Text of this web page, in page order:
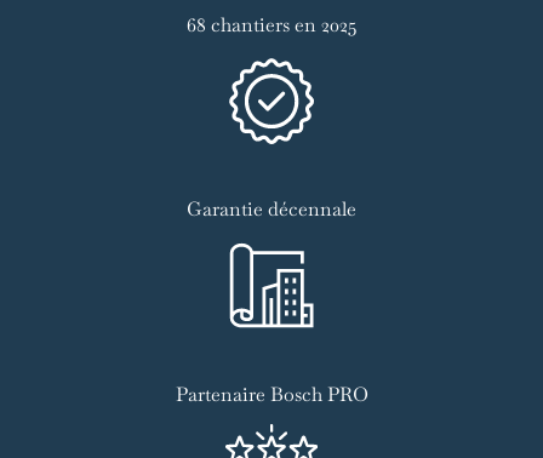
68 chantiers en 2025
Garantie décennale
Partenaire Bosch PRO